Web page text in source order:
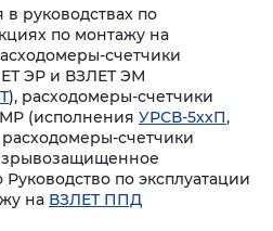
руководствах по
по монтажу на
счетчики
ЭР и ВЗЛЕТ ЭМ
), расходомеры-счетчики
(исполнения УРСВ-5ххП,
расходомеры-счетчики
по эксплуатации
на ВЗЛЕТ ППД